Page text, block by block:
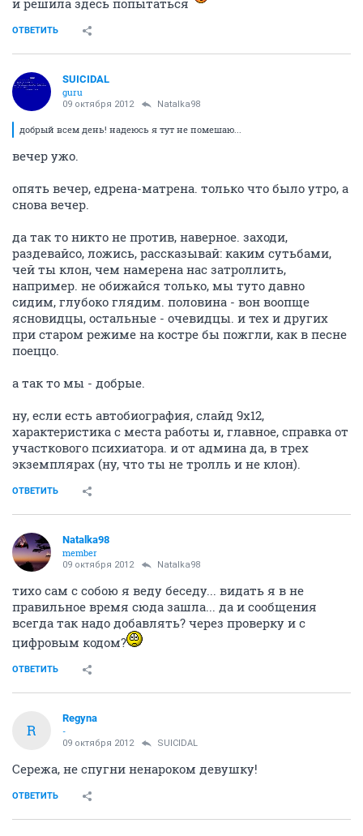
ОТВЕТИТЬ
SUICIDAL
guru
09 октября 2012 Natalka98
добрый всем день! надеюсь я тут не помешаю...
вечер ужо.
опять вечер, едрена-матрена. только что было утро, а
снова вечер.
да так то никто не против, наверное. заходи,
раздевайсо, ложись, рассказывай: каким сутьбами,
чей ты клон, чем намерена нас затроллить,
например. не обижайся только, мы туто давно
сидим, глубоко глядим. половина - вон воопще
ясновидцы, остальные - очевидцы. и тех и других
при старом режиме на костре бы пожгли, как в песне
поеццо.
а так то мы - добрые.
ну, если есть автобиография, слайд 9х12,
характеристика с места работы и, главное, справка от
участкового психиатора. и от админа да, в трех
экземплярах (ну, что ты не тролль и не клон).
ОТВЕТИТЬ
Natalka98
member
09 октября 2012 Natalka98
тихо сам с собою я веду беседу... видать я в не
правильное время сюда зашла... да и сообщения
всегда так надо добавлять? через проверку и с
цифровым кодом?
ОТВЕТИТЬ
R
Regyna
-
09 октября 2012 SUICIDAL
Сережа, не спугни ненароком девушку!
ОТВЕТИТЬ